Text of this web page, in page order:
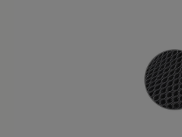
Average rating